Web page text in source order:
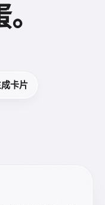
卡片